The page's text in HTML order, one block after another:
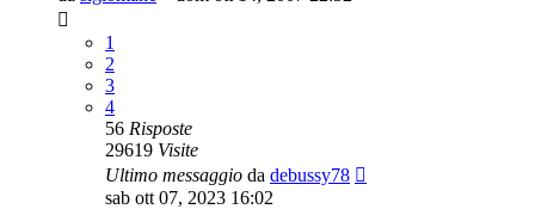
1
2
3
4
56 Risposte
29619 Visite
Ultimo messaggio da debussy78
sab ott 07, 2023 16:02